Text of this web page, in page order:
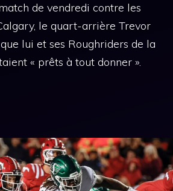
de vendredi contre les
le quart-arrière Trevor
lui et ses Roughriders de la
« prêts à tout donner ».